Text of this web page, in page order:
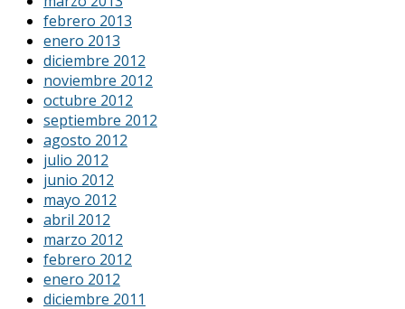
febrero 2013
enero 2013
diciembre 2012
noviembre 2012
octubre 2012
septiembre 2012
agosto 2012
julio 2012
junio 2012
mayo 2012
abril 2012
marzo 2012
febrero 2012
enero 2012
diciembre 2011